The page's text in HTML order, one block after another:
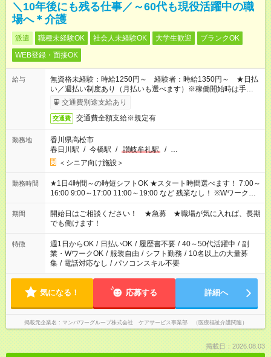
＼10年後にも残る仕事／～60代も現役活躍中の職
場へ＊介護
派遣 職種未経験OK 社会人未経験OK 大学生歓迎
ブランクOK
WEB登録・面接OK
給与
無資格未経験：時給1250円～ 経験者：時給1350円～ ★日払
い／週払い制度あり（月払いも選べます）※稼働開始時は手続き
完了次第のお支払いとなります。
交通費別途支給あり
交通費 交通費全額支給※規定有
勤務地
香川県高松市
春日川駅 / 今橋駅 / 讃岐牟礼駅 / …
＜シニア向け施設＞
勤務時間
★1日4時間～の時短シフトOK ★スタート時間選べます！ 7:00～
16:00 9:00～17:00 11:00～19:00 など 残業なし！ ※Wワークの
場合、他のお仕事と合わせ週40時間超の就業はご案内できませ
ん ※法令に基づき、週20時間以上勤務は社会保険への加入対象
となります ※労働者派遣法（日雇い派遣の原則禁止）により、
短時間・短期間の就業はご案内が難しい場合があります
期間
開始日はご相談ください！ ★急募 ★職場が気に入れば、長期
でも働けます！
特徴 週1日からOK / 日払いOK / 履歴書不要 / 40～50代活躍中 / 副
業・WワークOK / 服装自由 / シフト勤務 / 10名以上の大量募
集 / 電話対応なし / パソコンスキル不要
気になる！ 応募する 詳細へ
掲載元企業名 マンパワーグループ株式会社 ケアサービス事業部 （医療福祉介護関連）
掲載日：2026.08.03